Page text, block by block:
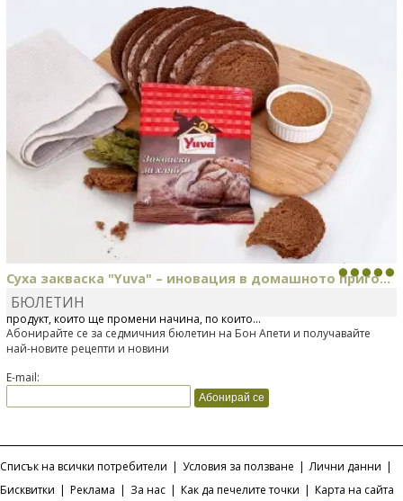
Суха закваска "Yuva" – иновация в домашното приго...
Отскоро Лесафр България стартира предлагането на изцяло нов
продукт, който ще промени начина, по който...
БЮЛЕТИН
Абонирайте се за седмичния бюлетин на Бон Апети и получавайте
най-новите рецепти и новини
E-mail:
Списък на всички потребители | Условия за ползване | Лични данни |
Бисквитки | Реклама | За нас | Как да печелите точки | Карта на сайта